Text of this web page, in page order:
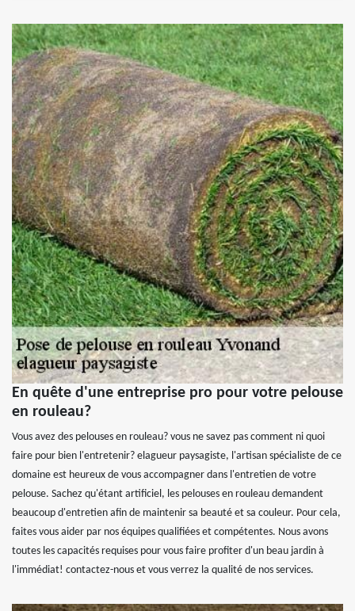
En quête d'une entreprise pro pour votre pelouse
en rouleau?
Vous avez des pelouses en rouleau? vous ne savez pas comment ni quoi
faire pour bien l'entretenir? elagueur paysagiste, l'artisan spécialiste de ce
domaine est heureux de vous accompagner dans l'entretien de votre
pelouse. Sachez qu'étant artificiel, les pelouses en rouleau demandent
beaucoup d'entretien afin de maintenir sa beauté et sa couleur. Pour cela,
faites vous aider par nos équipes qualifiées et compétentes. Nous avons
toutes les capacités requises pour vous faire profiter d'un beau jardin à
l'immédiat! contactez-nous et vous verrez la qualité de nos services.